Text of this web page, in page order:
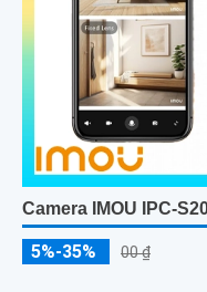
Camera IMOU IPC-
5%-35% 00 ₫